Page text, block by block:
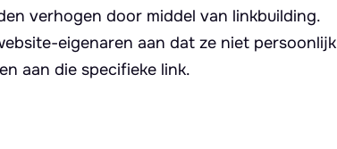
verhogen door middel van linkbuilding.
eigenaren aan dat ze niet persoonlijk
aan die specifieke link.